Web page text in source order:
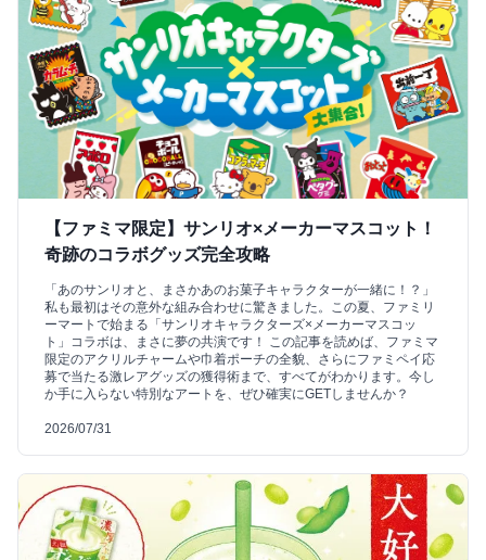
【ファミマ限定】サンリオ×メーカーマスコット！
奇跡のコラボグッズ完全攻略
「あのサンリオと、まさかあのお菓子キャラクターが一緒に！？」
私も最初はその意外な組み合わせに驚きました。この夏、ファミリ
ーマートで始まる「サンリオキャラクターズ×メーカーマスコッ
ト」コラボは、まさに夢の共演です！ この記事を読めば、ファミマ
限定のアクリルチャームや巾着ポーチの全貌、さらにファミペイ応
募で当たる激レアグッズの獲得術まで、すべてがわかります。今し
か手に入らない特別なアートを、ぜひ確実にGETしませんか？
2026/07/31